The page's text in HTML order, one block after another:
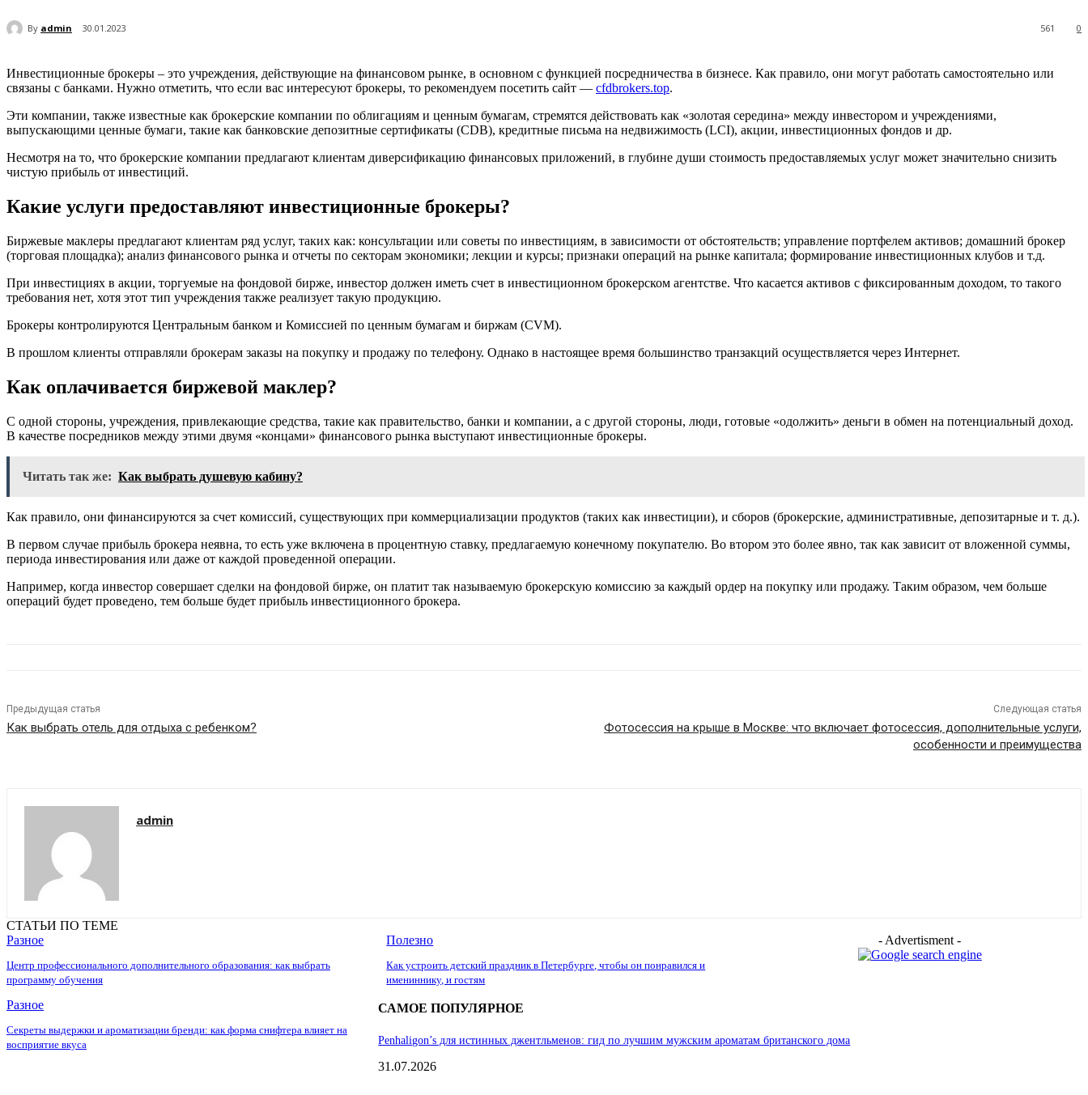
By admin 30.01.2023 0
561
Инвестиционные брокеры – это учреждения, действующие на финансовом рынке, в основном с функцией посредничества в бизнесе. Как правило, они могут работать самостоятельно или
связаны с банками. Нужно отметить, что если вас интересуют брокеры, то рекомендуем посетить сайт — cfdbrokers.top.
Эти компании, также известные как брокерские компании по облигациям и ценным бумагам, стремятся действовать как «золотая середина» между инвестором и учреждениями,
выпускающими ценные бумаги, такие как банковские депозитные сертификаты (CDB), кредитные письма на недвижимость (LCI), акции, инвестиционных фондов и др.
Несмотря на то, что брокерские компании предлагают клиентам диверсификацию финансовых приложений, в глубине души стоимость предоставляемых услуг может значительно снизить
чистую прибыль от инвестиций.
Какие услуги предоставляют инвестиционные брокеры?
Биржевые маклеры предлагают клиентам ряд услуг, таких как: консультации или советы по инвестициям, в зависимости от обстоятельств; управление портфелем активов; домашний брокер
(торговая площадка); анализ финансового рынка и отчеты по секторам экономики; лекции и курсы; признаки операций на рынке капитала; формирование инвестиционных клубов и т.д.
При инвестициях в акции, торгуемые на фондовой бирже, инвестор должен иметь счет в инвестиционном брокерском агентстве. Что касается активов с фиксированным доходом, то такого
требования нет, хотя этот тип учреждения также реализует такую ​​продукцию.
Брокеры контролируются Центральным банком и Комиссией по ценным бумагам и биржам (CVM).
В прошлом клиенты отправляли брокерам заказы на покупку и продажу по телефону. Однако в настоящее время большинство транзакций осуществляется через Интернет.
Как оплачивается биржевой маклер?
С одной стороны, учреждения, привлекающие средства, такие как правительство, банки и компании, а с другой стороны, люди, готовые «одолжить» деньги в обмен на потенциальный доход.
В качестве посредников между этими двумя «концами» финансового рынка выступают инвестиционные брокеры.
Читать так же: Как выбрать душевую кабину?
Как правило, они финансируются за счет комиссий, существующих при коммерциализации продуктов (таких как инвестиции), и сборов (брокерские, административные, депозитарные и т. д.).
В первом случае прибыль брокера неявна, то есть уже включена в процентную ставку, предлагаемую конечному покупателю. Во втором это более явно, так как зависит от вложенной суммы,
периода инвестирования или даже от каждой проведенной операции.
Например, когда инвестор совершает сделки на фондовой бирже, он платит так называемую брокерскую комиссию за каждый ордер на покупку или продажу. Таким образом, чем больше
операций будет проведено, тем больше будет прибыль инвестиционного брокера.
Предыдущая статья
Как выбрать отель для отдыха с ребенком?
Следующая статья
Фотосессия на крыше в Москве: что включает фотосессия, дополнительные услуги,
особенности и преимущества
admin
СТАТЬИ ПО ТЕМЕ
Разное
Центр профессионального дополнительного образования: как выбрать
программу обучения
Полезно
Как устроить детский праздник в Петербурге, чтобы он понравился и
имениннику, и гостям
Разное
Секреты выдержки и ароматизации бренди: как форма снифтера влияет на
восприятие вкуса
- Advertisment -
САМОЕ ПОПУЛЯРНОЕ
Penhaligon’s для истинных джентльменов: гид по лучшим мужским ароматам британского дома
31.07.2026